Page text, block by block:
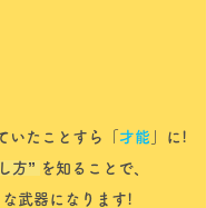
いたことすら「 才能 」に!
方” を知ることで、
武器になります!